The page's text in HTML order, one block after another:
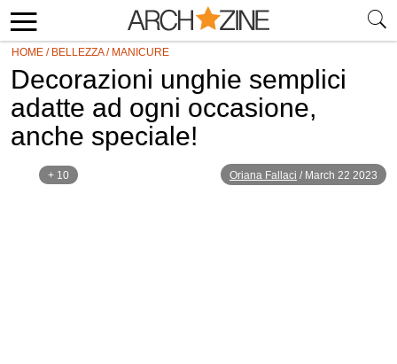
HOME / BELLEZZA/ MANICURE
Decorazioni unghie semplici
adatte ad ogni occasione,
anche speciale!
+ 10 Oriana Fallaci / March 22 2023